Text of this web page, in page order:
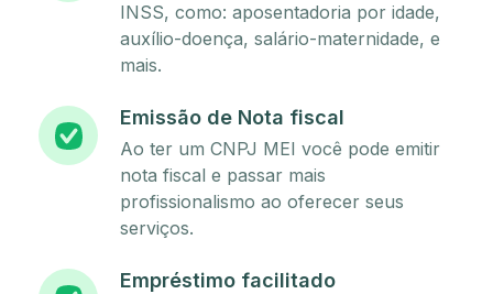
INSS, como: aposentadoria por idade,
auxílio-doença, salário-maternidade, e
mais.
Emissão de Nota fiscal
Ao ter um CNPJ MEI você pode emitir
nota fiscal e passar mais
profissionalismo ao oferecer seus
serviços.
Empréstimo facilitado